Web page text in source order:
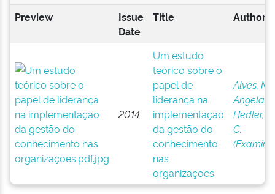
Preview
Issue
Date
Title
2014
Um estudo
teórico sobre o
papel de
liderança na
implementação
da gestão do
conhecimento
nas
organizações
Alves,
Angela;
Hedler,
C.